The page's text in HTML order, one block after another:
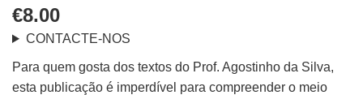
€8.00
CONTACTE-NOS
Para quem gosta dos textos do Prof. Agostinho da Silva,
esta publicação é imperdível para compreender o meio